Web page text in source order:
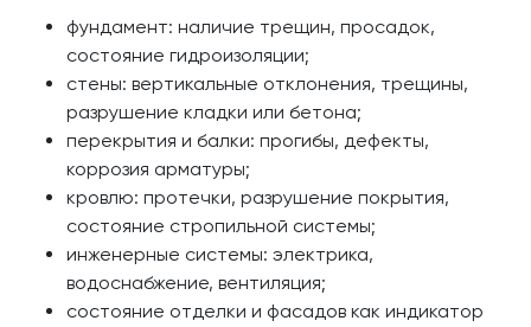
фундамент: наличие трещин, просадок,
состояние гидроизоляции;
стены: вертикальные отклонения, трещины,
разрушение кладки или бетона;
перекрытия и балки: прогибы, дефекты,
коррозия арматуры;
кровлю: протечки, разрушение покрытия,
состояние стропильной системы;
инженерные системы: электрика,
водоснабжение, вентиляция;
состояние отделки и фасадов как индикатор